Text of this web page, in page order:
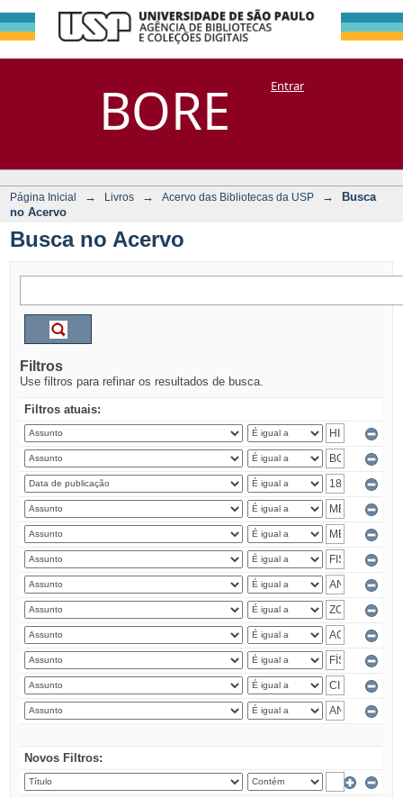
BORE
Busca no Acervo
DSpace/Manakin + CoriscoEntrar
Página Inicial → Livros → Acervo das Bibliotecas da USP →
Busca
no Acervo
Busca no Acervo
Filtros
Use filtros para refinar os resultados de busca.
Filtros atuais:
Novos Filtros: